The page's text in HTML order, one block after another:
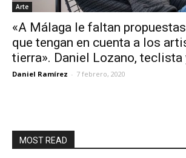
Arte
«A Málaga le faltan
que tengan en cuenta a los
tierra». Daniel Lozano,
Daniel Ramírez - 7 febrero, 2020
MOST READ